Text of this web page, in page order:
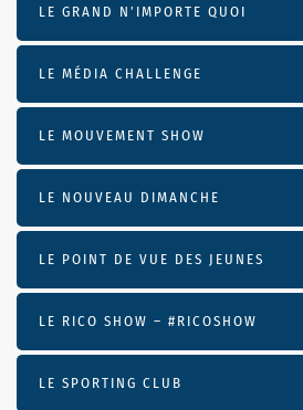
LE GRAND N’IMPORTE QUOI
LE MÉDIA CHALLENGE
LE MOUVEMENT SHOW
LE NOUVEAU DIMANCHE
LE POINT DE VUE DES JEUNES
LE RICO SHOW – #RICOSHOW
LE SPORTING CLUB